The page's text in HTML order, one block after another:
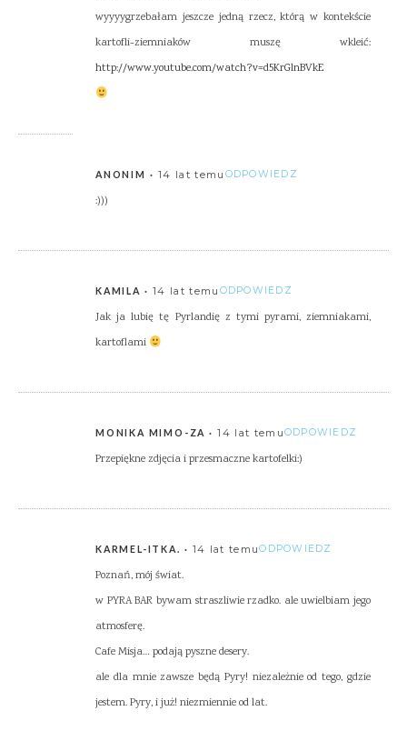
wyyyygrzebałam jeszcze jedną rzecz, którą w kontekście
kartofli-ziemniaków muszę wkleić:
http://www.youtube.com/watch?v=d5KrGlnBVkE
ANONIM 14 lat temu ODPOWIEDZ
:)))
KAMILA 14 lat temu ODPOWIEDZ
Jak ja lubię tę Pyrlandię z tymi pyrami, ziemniakami,
kartoflami
MONIKA MIMO-ZA 14 lat temuODPOWIEDZ
Przepiękne zdjęcia i przesmaczne kartofelki:)
KARMEL-ITKA. 14 lat temuODPOWIEDZ
Poznań, mój świat.
w PYRA BAR bywam straszliwie rzadko. ale uwielbiam jego
atmosferę.
Cafe Misja… podają pyszne desery.
ale dla mnie zawsze będą Pyry! niezależnie od tego, gdzie
jestem. Pyry, i już! niezmiennie od lat.